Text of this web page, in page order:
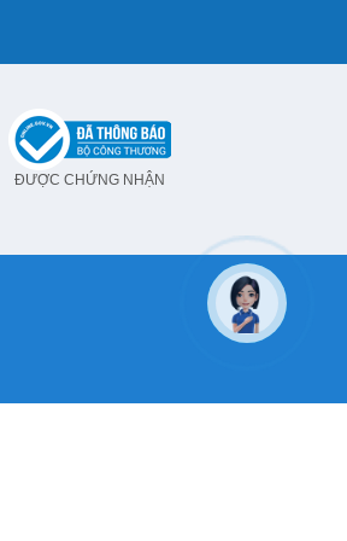
ĐƯỢC CHỨNG NHẬN